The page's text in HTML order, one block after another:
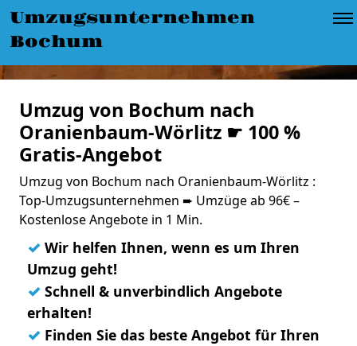
Umzugsunternehmen
Bochum
Umzug von Bochum nach
Oranienbaum-Wörlitz ☛ 100 %
Gratis-Angebot
Umzug von Bochum nach Oranienbaum-Wörlitz :
Top-Umzugsunternehmen ➨ Umzüge ab 96€ –
Kostenlose Angebote in 1 Min.
✓ Wir helfen Ihnen, wenn es um Ihren
Umzug geht!
✓ Schnell & unverbindlich Angebote
erhalten!
✓ Finden Sie das beste Angebot für Ihren